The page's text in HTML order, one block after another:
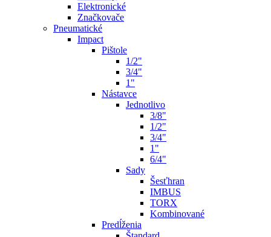
Elektronické
Značkovače
Pneumatické
Impact
Pištole
1/2"
3/4"
1"
Nástavce
Jednotlivo
3/8"
1/2"
3/4"
1"
6/4"
Sady
Šesťhran
IMBUS
TORX
Kombinované
Predĺženia